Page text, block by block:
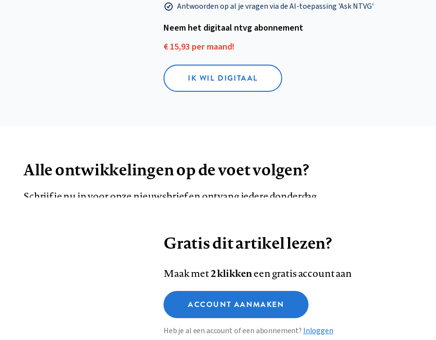
Antwoorden op al je vragen via de AI-toepassing 'Ask NTVG'
Neem het digitaal ntvg abonnement
€ 15,93 per maand!
IK WIL DIGITAAL
Alle ontwikkelingen op de voet volgen?
Schrijf je nu in voor onze nieuwsbrief en ontvang iedere donderdag
AANMELDEN
Colofon Disclaimer Privacy About us
Gratis dit artikel lezen?
Maak met2 klikkeneen gratis account aan
ACCOUNT AANMAKEN
Heb je al een account of een abonnement? Inloggen
Deze site gebruikt cookies
Functionele cookies
Analytische cookies